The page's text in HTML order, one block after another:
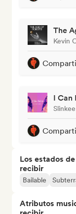
The
Kevin
I Can
Los estados
recibir
Bailable
Atributos